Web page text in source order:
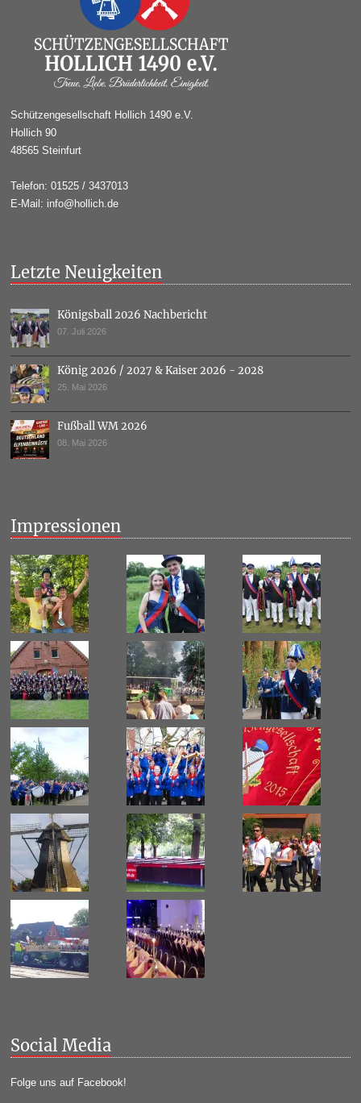
Schützengesellschaft Hollich 1490 e.V.
Hollich 90
48565 Steinfurt
Telefon: 01525 / 3437013
E-Mail: info@hollich.de
Letzte Neuigkeiten
Königsball 2026 Nachbericht
07. Juli 2026
König 2026 / 2027 & Kaiser 2026 - 2028
25. Mai 2026
Fußball WM 2026
08. Mai 2026
Impressionen
Social Media
Folge uns auf Facebook!